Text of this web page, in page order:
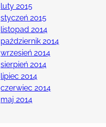
luty 2015
styczeń 2015
listopad 2014
październik 2014
wrzesień 2014
sierpień 2014
lipiec 2014
czerwiec 2014
maj 2014